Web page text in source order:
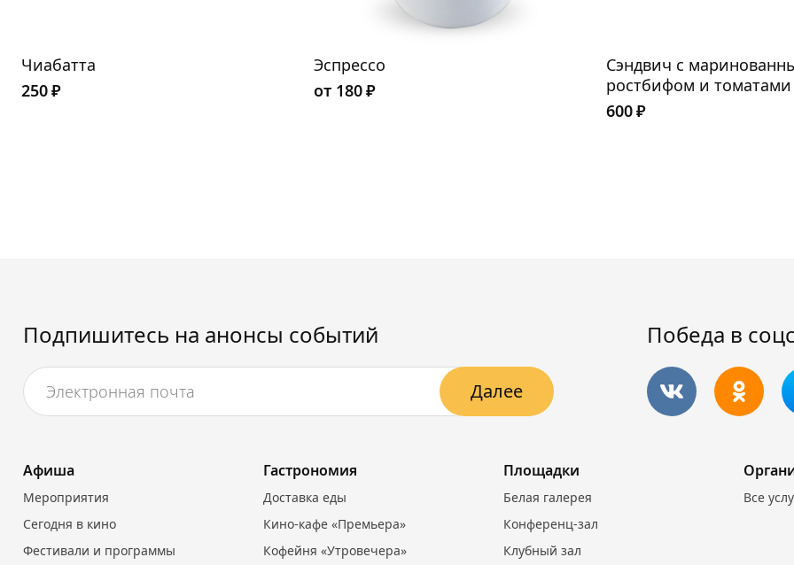
Чиабатта
250₽
Эспрессо
от 180₽
Сэндвич с
ростбифом и томатами
600₽
Подпишитесь на анонсы событий
Далее
Победа в
Афиша
Мероприятия
Сегодня в кино
Фестивали и программы
Гастрономия
Доставка еды
Кино-кафе «Премьера»
Кофейня «Утровечера»
Площадки
Белая галерея
Конференц-зал
Клубный зал
Все